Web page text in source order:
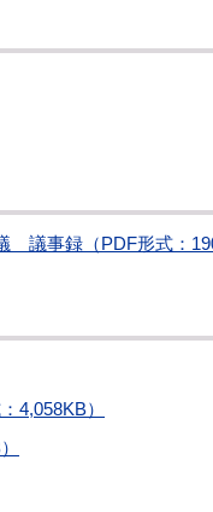
議事録（PDF形式：
4,058KB）